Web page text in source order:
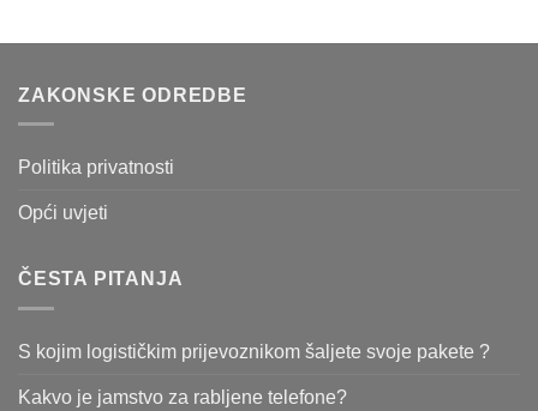
ZAKONSKE ODREDBE
Politika privatnosti
Opći uvjeti
ČESTA PITANJA
S kojim logističkim prijevoznikom šaljete svoje pakete ?
Kakvo je jamstvo za rabljene telefone?